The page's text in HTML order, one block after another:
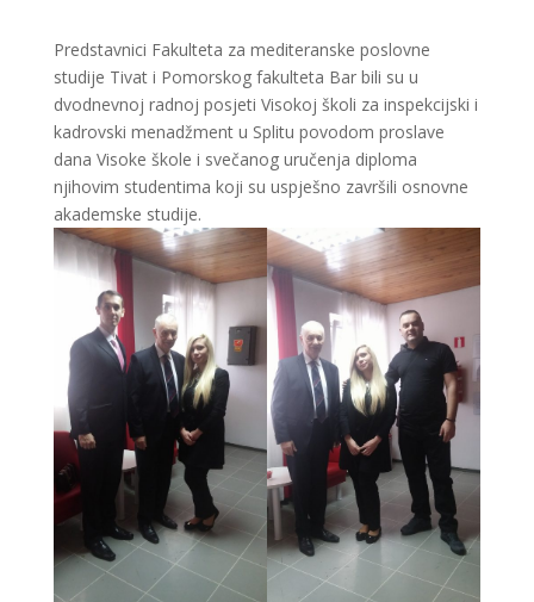
Predstavnici Fakulteta za mediteranske poslovne
studije Tivat i Pomorskog fakulteta Bar bili su u
dvodnevnoj radnoj posjeti Visokoj školi za inspekcijski i
kadrovski menadžment u Splitu povodom proslave
dana Visoke škole i svečanog uručenja diploma
njihovim studentima koji su uspješno završili osnovne
akademske studije.